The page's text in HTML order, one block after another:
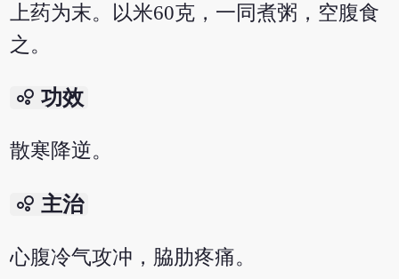
上药为末。以米60克，一同煮粥，空腹食
之。
bubble_chart 功效
散寒降逆。
bubble_chart 主治
心腹冷气攻冲，脇肋疼痛。